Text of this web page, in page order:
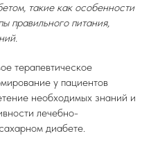
такие как особенности
правильного питания,
терапевтическое
у пациентов
необходимых знаний и
лечебно-
диабете.